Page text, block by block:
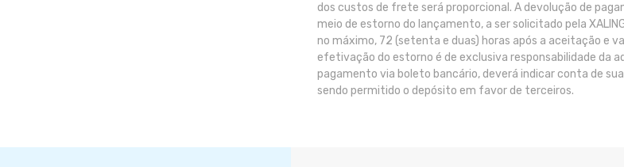
dos custos de frete será proporcional. A devolução de
meio de estorno do lançamento, a ser solicitado pela
no máximo, 72 (setenta e duas) horas após a aceitação e
efetivação do estorno é de exclusiva responsabilidade da
pagamento via boleto bancário, deverá indicar conta de
sendo permitido o depósito em favor de terceiros.